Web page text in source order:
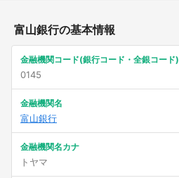
富山銀行の基本情報
金融機関コード(銀行コード・全銀コード)
0145
金融機関名
富山銀行
金融機関名カナ
トヤマ